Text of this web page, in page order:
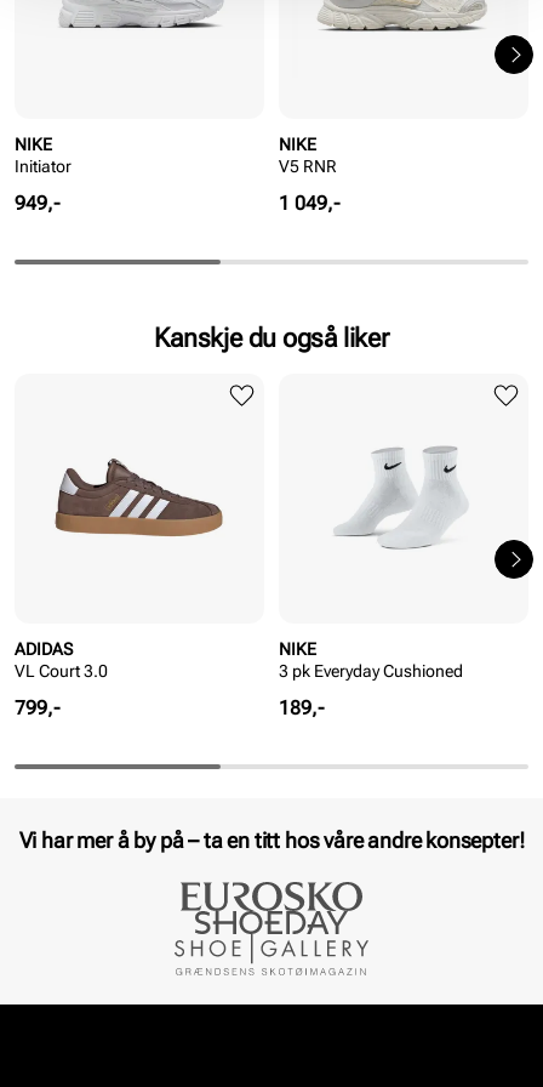
NIKE
Initiator
Pris
949,-
NIKE
V5 RNR
Pris
1 049,-
Kanskje du også liker
ADIDAS
VL Court 3.0
Pris
799,-
NIKE
3 pk Everyday Cushioned
Pris
189,-
Vi har mer å by på – ta en titt hos våre andre konsepter!